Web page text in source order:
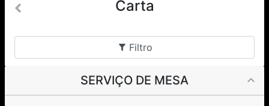
Carta
Filtro
SERVIÇO DE MESA